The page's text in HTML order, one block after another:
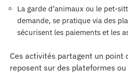
La garde d’animaux ou le pet-
demande, se pratique via des
sécurisent les paiements et les
Ces activités partagent un point
reposent sur des plateformes